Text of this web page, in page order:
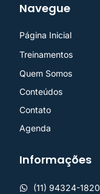
Navegue
Página Inicial
Treinamentos
Quem Somos
Conteúdos
Contato
Agenda
Informações
(11) 94324-1820